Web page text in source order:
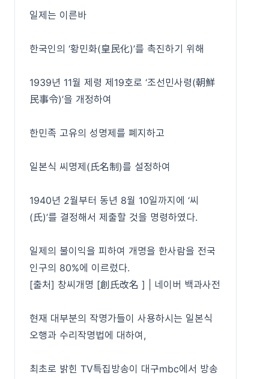
일제는 이른바
한국인의 ‘황민화(皇民化)’를 촉진하기 위해
1939년 11월 제령 제19호로 ‘조선민사령(朝鮮
民事令)’을 개정하여
한민족 고유의 성명제를 폐지하고
일본식 씨명제(氏名制)를 설정하여
1940년 2월부터 동년 8월 10일까지에 ‘씨
(氏)’를 결정해서 제출할 것을 명령하였다.
일제의 불이익을 피하여 개명을 한사람을 전국
인구의 80%에 이르렀다.
[출처] 창씨개명 [創氏改名 ] | 네이버 백과사전
현재 대부분의 작명가들이 사용하시는 일본식
오행과 수리작명법에 대하여,
최초로 밝힌 TV특집방송이 대구mbc에서 방송